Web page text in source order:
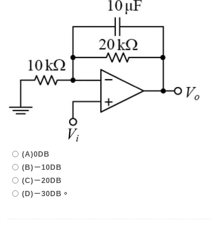
(A)0DB
(B)－10DB
(C)－20DB
(D)－30DB。